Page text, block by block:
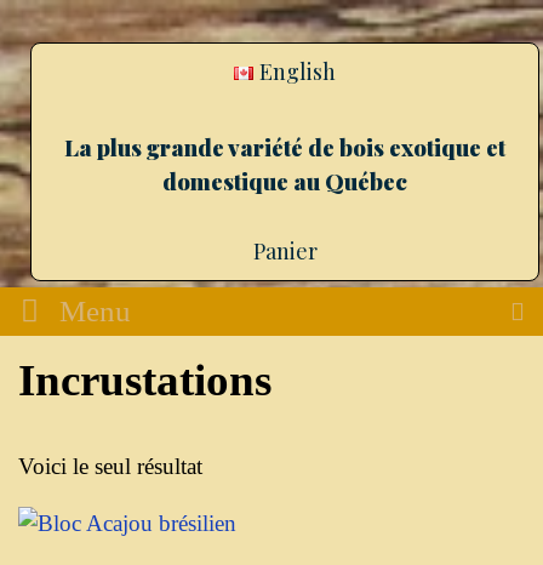
English
La plus grande variété de bois exotique et
domestique au Québec
Panier
Menu
Incrustations
Voici le seul résultat